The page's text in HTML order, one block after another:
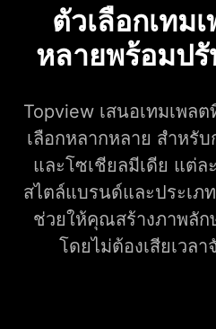
ตัวเลือกเทม
หลายพร้อมป
Topview เสนอเทมเพล
เลือกหลากหลาย สำหรั
และโซเชียลมีเดีย แต่
สไตล์แบรนด์และประเ
ช่วยให้คุณสร้างภาพลั
โดยไม่ต้องเสียเวล